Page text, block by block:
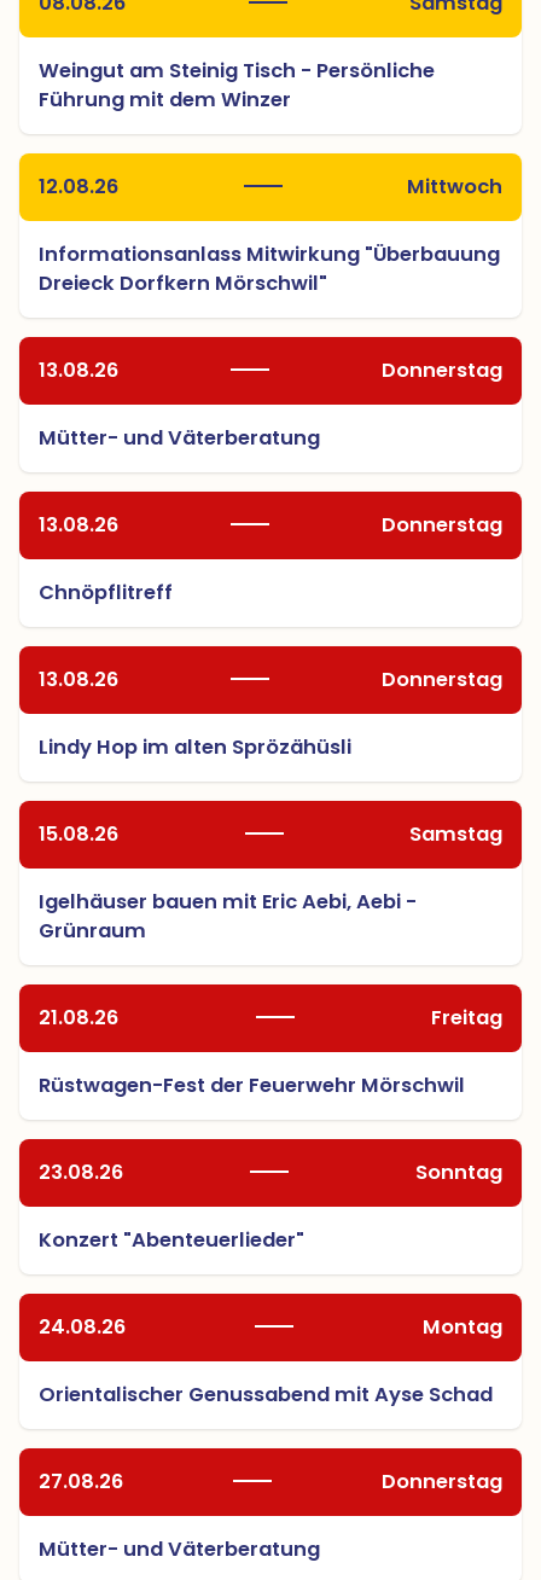
Weingut am Steinig Tisch - Persönliche
Führung mit dem Winzer
12.08.26 Mittwoch
Informationsanlass Mitwirkung "Überbauung
Dreieck Dorfkern Mörschwil"
13.08.26 Donnerstag
Mütter- und Väterberatung
13.08.26 Donnerstag
Chnöpflitreff
13.08.26 Donnerstag
Lindy Hop im alten Sprözähüsli
15.08.26 Samstag
Igelhäuser bauen mit Eric Aebi, Aebi -
Grünraum
21.08.26 Freitag
Rüstwagen-Fest der Feuerwehr Mörschwil
23.08.26 Sonntag
Konzert "Abenteuerlieder"
24.08.26 Montag
Orientalischer Genussabend mit Ayse Schad
27.08.26 Donnerstag
Mütter- und Väterberatung